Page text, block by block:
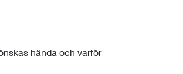
hända och varför